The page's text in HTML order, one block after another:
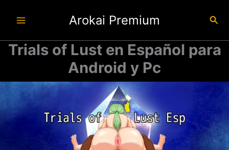
Arokai Premium
Trials of Lust en Español para
Android y Pc